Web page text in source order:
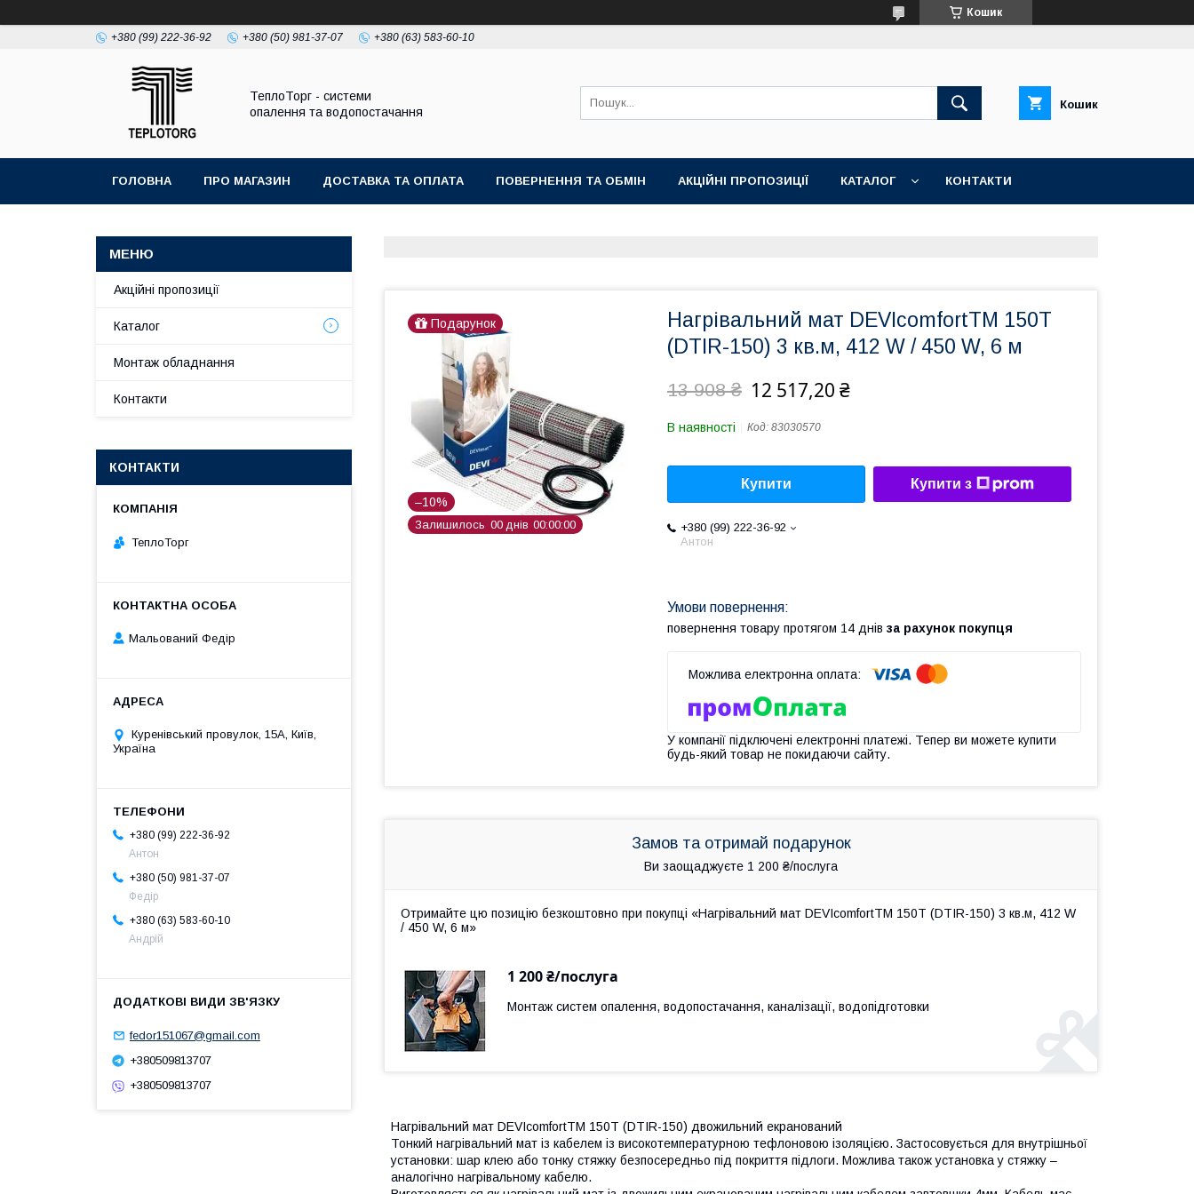
Кошик
+380 (99) 222-36-92 +380 (50) 981-37-07 +380 (63) 583-60-10
ТеплоТорг - системи
опалення та водопостачання
Кошик
ГОЛОВНА ПРО МАГАЗИН ДОСТАВКА ТА ОПЛАТА ПОВЕРНЕННЯ ТА ОБМІН АКЦІЙНІ ПРОПОЗИЦІЇ КАТАЛОГ КОНТАКТИ
Подарунок
–10%
Залишилось 00 днів 00 00 00
Нагрівальний мат DEVIcomfortTM 150T
(DTIR-150) 3 кв.м, 412 W / 450 W, 6 м
13 908 ₴ 12 517,20 ₴
В наявності Код: 83030570
Купити Купити з
+380 (99) 222-36-92
Антон
повернення товару протягом 14 днів за рахунок покупця
У компанії підключені електронні платежі. Тепер ви можете купити
будь-який товар не покидаючи сайту.
Замов та отримай подарунок
Ви заощаджуєте 1 200 ₴/послуга
Отримайте цю позицію безкоштовно при покупці «Нагрівальний мат DEVIcomfortTM 150T (DTIR-150) 3 кв.м, 412 W
/ 450 W, 6 м»
1 200 ₴/послуга
Монтаж систем опалення, водопостачання, каналізації, водопідготовки
Нагрівальний мат DEVIcomfortTM 150T (DTIR-150) двожильний екранований
Тонкий нагрівальний мат із кабелем із високотемпературною тефлоновою ізоляцією. Застосовується для внутрішньої
установки: шар клею або тонку стяжку безпосередньо під покриття підлоги. Можлива також установка у стяжку –
аналогічно нагрівальному кабелю.
Акційні пропозиції
Каталог
Монтаж обладнання
Контакти
КОНТАКТИ
ТеплоТорг
Мальований Федір
Куренівський провулок, 15А, Київ,
Україна
+380 (99) 222-36-92
Антон
+380 (50) 981-37-07
Федір
+380 (63) 583-60-10
Андрій
fedor151067@gmail.com
+380509813707
+380509813707